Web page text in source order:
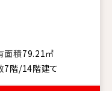
面積79.21㎡
7階/14階建て